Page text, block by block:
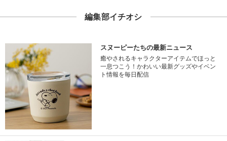
編集部イチオシ
スヌーピーたちの最新ニュース
癒やされるキャラクターアイテムでほっと
一息つこう！かわいい最新グッズやイベン
ト情報を毎日配信